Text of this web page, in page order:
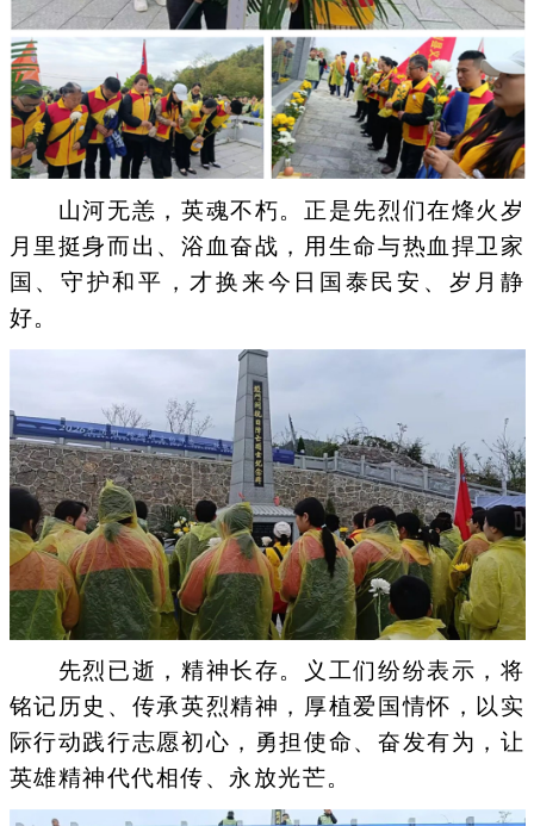
山河无恙，英魂不朽。正是先烈们在烽火岁
月里挺身而出、浴血奋战，用生命与热血捍卫家
国、守护和平，才换来今日国泰民安、岁月静
好。
先烈已逝，精神长存。义工们纷纷表示，将
铭记历史、传承英烈精神，厚植爱国情怀，以实
际行动践行志愿初心，勇担使命、奋发有为，让
英雄精神代代相传、永放光芒。